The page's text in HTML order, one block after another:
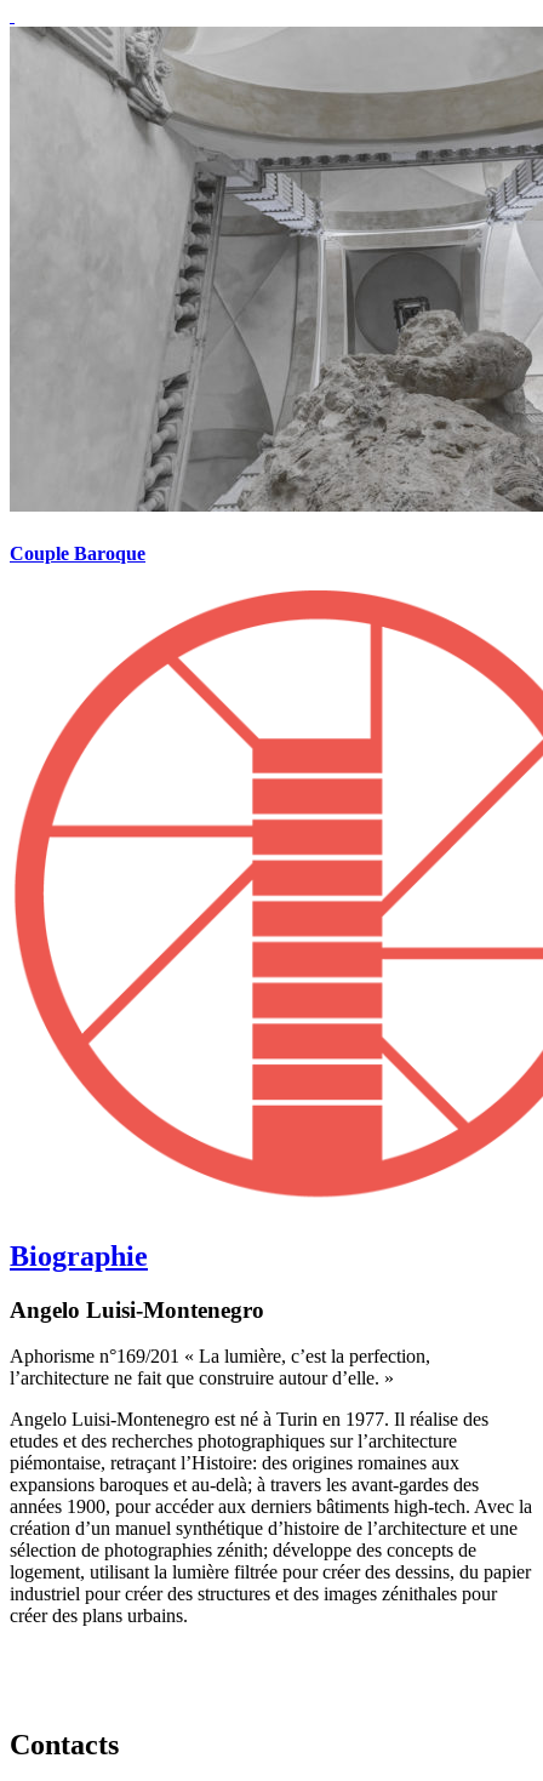
Couple Baroque
Biographie
Angelo Luisi-Montenegro
Aphorisme n°169/201 « La lumière, c’est la perfection,
l’architecture ne fait que construire autour d’elle. »
Angelo Luisi-Montenegro est né à Turin en 1977. Il réalise des
etudes et des recherches photographiques sur l’architecture
piémontaise, retraçant l’Histoire: des origines romaines aux
expansions baroques et au-delà; à travers les avant-gardes des
années 1900, pour accéder aux derniers bâtiments high-tech. Avec la
création d’un manuel synthétique d’histoire de l’architecture et une
sélection de photographies zénith; développe des concepts de
logement, utilisant la lumière filtrée pour créer des dessins, du papier
industriel pour créer des structures et des images zénithales pour
créer des plans urbains.
Contacts